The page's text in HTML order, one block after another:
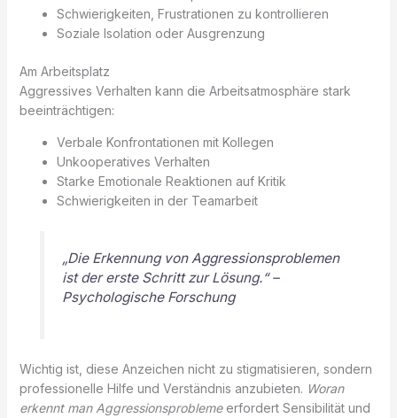
Schwierigkeiten, Frustrationen zu kontrollieren
Soziale Isolation oder Ausgrenzung
Am Arbeitsplatz
Aggressives Verhalten kann die Arbeitsatmosphäre stark
beeinträchtigen:
Verbale Konfrontationen mit Kollegen
Unkooperatives Verhalten
Starke Emotionale Reaktionen auf Kritik
Schwierigkeiten in der Teamarbeit
„Die Erkennung von Aggressionsproblemen
ist der erste Schritt zur Lösung.“ –
Psychologische Forschung
Wichtig ist, diese Anzeichen nicht zu stigmatisieren, sondern
professionelle Hilfe und Verständnis anzubieten. Woran
erkennt man Aggressionsproblemeerfordert Sensibilität und